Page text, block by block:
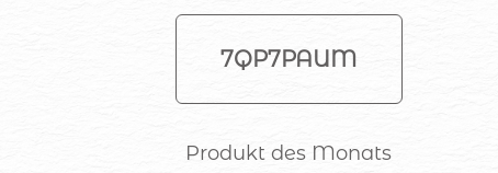
7QP7PAUM
Produkt des Monats